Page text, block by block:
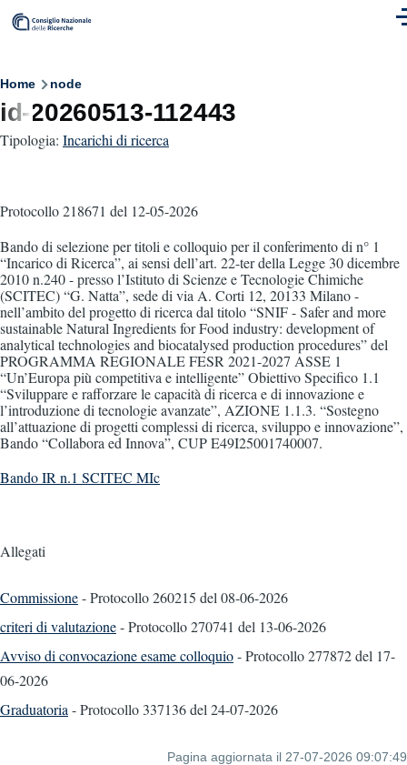
Skip to main content
Breadcrumb
Home node
id-20260513-112443
Tipologia: Incarichi di ricerca
Protocollo 218671 del 12-05-2026
Bando di selezione per titoli e colloquio per il conferimento di n° 1
“Incarico di Ricerca”, ai sensi dell’art. 22-ter della Legge 30 dicembre
2010 n.240 - presso l’Istituto di Scienze e Tecnologie Chimiche
(SCITEC) “G. Natta”, sede di via A. Corti 12, 20133 Milano -
nell’ambito del progetto di ricerca dal titolo “SNIF - Safer and more
sustainable Natural Ingredients for Food industry: development of
analytical technologies and biocatalysed production procedures” del
PROGRAMMA REGIONALE FESR 2021-2027 ASSE 1
“Un’Europa più competitiva e intelligente” Obiettivo Specifico 1.1
“Sviluppare e rafforzare le capacità di ricerca e di innovazione e
l’introduzione di tecnologie avanzate”, AZIONE 1.1.3. “Sostegno
all’attuazione di progetti complessi di ricerca, sviluppo e innovazione”,
Bando “Collabora ed Innova”, CUP E49I25001740007.
Bando IR n.1 SCITEC MIc
Allegati
Commissione- Protocollo 260215 del 08-06-2026
criteri di valutazione- Protocollo 270741 del 13-06-2026
Avviso di convocazione esame colloquio- Protocollo 277872del 17-
06-2026
Graduatoria - Protocollo 337136del 24-07-2026
Pagina aggiornata il 27-07-2026 09:07:49